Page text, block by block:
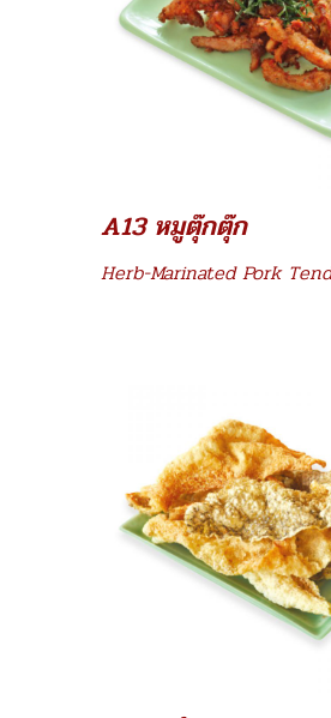
A13 หมูตุ๊กตุ๊ก
Herb-Marinated Pork